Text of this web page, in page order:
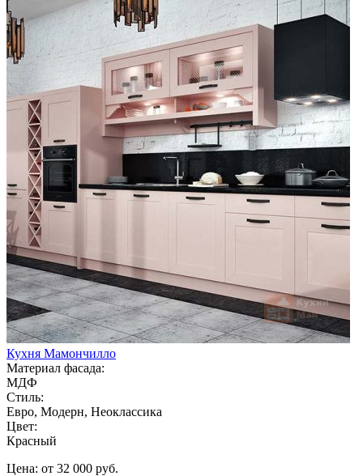
Кухня Мамончилло
Материал фасада:
МДФ
Стиль:
Евро, Модерн, Неоклассика
Цвет:
Красный
Цена: от 32 000 руб.